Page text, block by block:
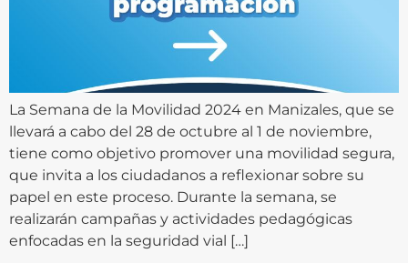
La Semana de la Movilidad 2024 en Manizales, que se
llevará a cabo del 28 de octubre al 1 de noviembre,
tiene como objetivo promover una movilidad segura,
que invita a los ciudadanos a reflexionar sobre su
papel en este proceso. Durante la semana, se
realizarán campañas y actividades pedagógicas
enfocadas en la seguridad vial […]